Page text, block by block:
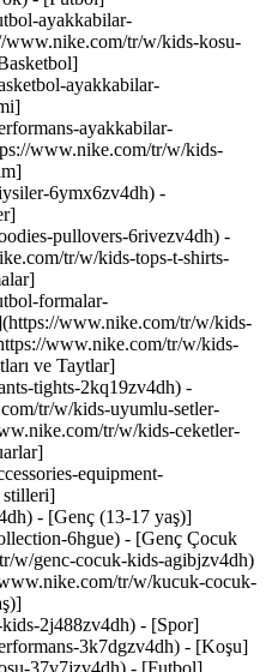
ayakkabilar-
tr/w/kids-kosu-
ayakkabilar-
ayakkabilar-
www.nike.com/tr/w/kids-
6ymx6zv4dh) -
pullovers-6rivezv4dh) -
tr/w/kids-tops-t-shirts-
formalar-
www.nike.com/tr/w/kids-
www.nike.com/tr/w/kids-
ve Taytlar]
tights-2kq19zv4dh) -
tr/w/kids-uyumlu-setler-
tr/w/kids-ceketler-
equipment-
stilleri]
- [Genç (13-17 yaş)]
6hgue) - [Genç Çocuk
w/genc-cocuk-kids-agibjzv4dh)
tr/w/kucuk-cocuk-
2j488zv4dh) - [Spor]
3k7dgzv4dh) - [Koşu]
37v7jzv4dh) - [Futbol]